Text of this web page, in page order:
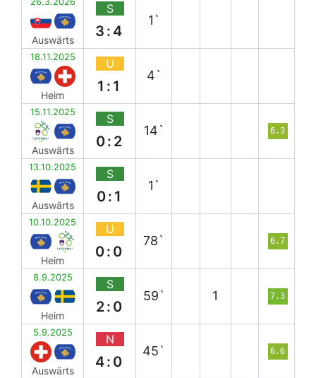
Auswärts
S
3:4
1`
18.11.2025
Heim
U
1:1
4`
15.11.2025
Auswärts
S
0:2
14` 6.3
13.10.2025
Auswärts
S
0:1
1`
10.10.2025
Heim
U
0:0
78` 6.7
8.9.2025
Heim
S
2:0
59` 1 7.3
5.9.2025
Auswärts
N
4:0
45` 6.6